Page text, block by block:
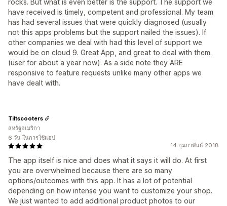
rocks. But what is even better is the support. The support we
have received is timely, competent and professional. My team
has had several issues that were quickly diagnosed (usually
not this apps problems but the support nailed the issues). If
other companies we deal with had this level of support we
would be on cloud 9. Great App, and great to deal with them.
(user for about a year now). As a side note they ARE
responsive to feature requests unlike many other apps we
have dealt with.
14 กุมภาพันธ์ 2018
The app itself is nice and does what it says it will do. At first
you are overwhelmed because there are so many
options/outcomes with this app. It has a lot of potential
depending on how intense you want to customize your shop.
We just wanted to add additional product photos to our
Tiltscooters
สหรัฐอเมริกา
6 วัน ในการใช้แอป